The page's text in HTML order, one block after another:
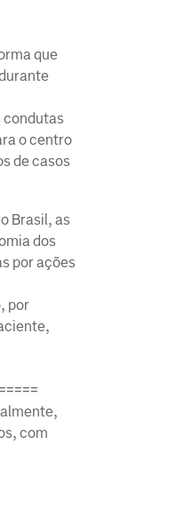
que
condutas
o centro
de casos
Brasil, as
dos
por ações
por
com